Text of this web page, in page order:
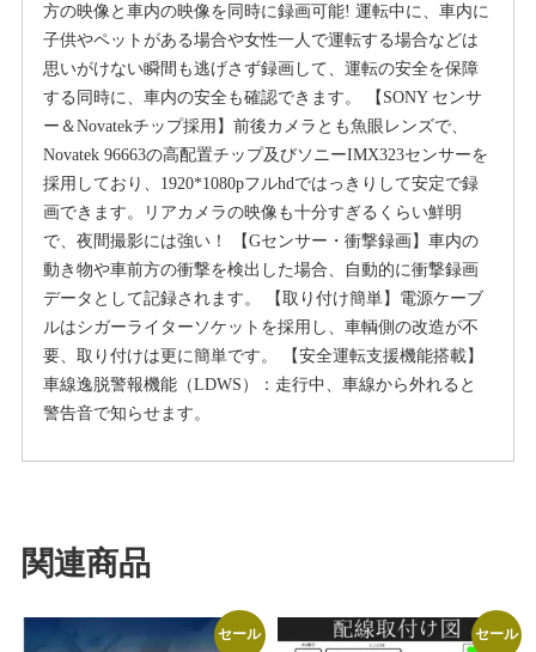
方の映像と車内の映像を同時に録画可能! 運転中に、車内に
子供やペットがある場合や女性一人で運転する場合などは
思いがけない瞬間も逃げさず録画して、運転の安全を保障
する同時に、車内の安全も確認できます。 【SONY センサ
ー＆Novatekチップ採用】前後カメラとも魚眼レンズで、
Novatek 96663の高配置チップ及びソニーIMX323センサーを
採用しており、1920*1080pフルhdではっきりして安定で録
画できます。リアカメラの映像も十分すぎるくらい鮮明
で、夜間撮影には強い！ 【Gセンサー・衝撃録画】車内の
動き物や車前方の衝撃を検出した場合、自動的に衝撃録画
データとして記録されます。 【取り付け簡単】電源ケーブ
ルはシガーライターソケットを採用し、車輌側の改造が不
要、取り付けは更に簡単です。 【安全運転支援機能搭載】
車線逸脱警報機能（LDWS）：走行中、車線から外れると
警告音で知らせます。
関連商品
セール セール